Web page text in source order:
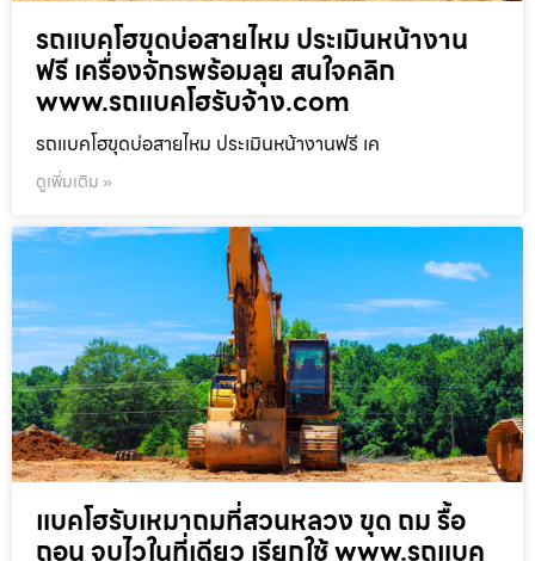
รถแบคโฮขุดบ่อสายไหม ประเมินหน้างาน
ฟรี เครื่องจักรพร้อมลุย สนใจคลิก
www.รถแบคโฮรับจ้าง.com
รถแบคโฮขุดบ่อสายไหม ประเมินหน้างานฟรี เค
ดูเพิ่มเติม »
แบคโฮรับเหมาถมที่สวนหลวง ขุด ถม รื้อ
ถอน จบไวในที่เดียว เรียกใช้ www.รถแบค